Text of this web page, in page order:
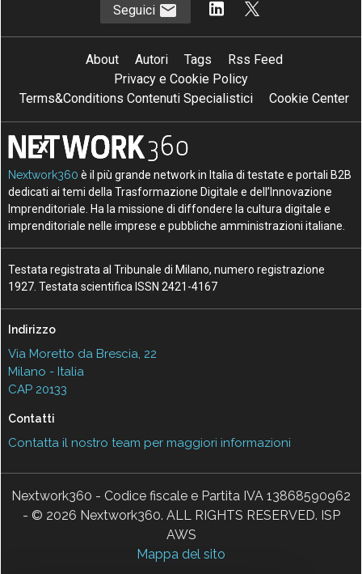
Seguici
About Autori Tags
Rss Feed
Privacy e Cookie Policy
Terms&Conditions Contenuti Specialistici
Cookie Center
Nextwork360 è il più grande network in Italia di testate e portali B2B
dedicati ai temi della Trasformazione Digitale e dell’Innovazione
Imprenditoriale. Ha la missione di diffondere la cultura digitale e
imprenditoriale nelle imprese e pubbliche amministrazioni italiane.
Testata registrata al Tribunale di Milano, numero registrazione
1927. Testata scientifica ISSN 2421-4167
Indirizzo
Via Moretto da Brescia, 22
Milano - Italia
CAP 20133
Contatti
Contatta il nostro team per maggiori informazioni
Nextwork360 - Codice fiscale e Partita IVA 13868590962
- © 2026 Nextwork360. ALL RIGHTS RESERVED. ISP
AWS
Mappa del sito